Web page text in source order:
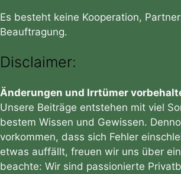
Es besteht keine Kooperation,
Beauftragung.
Disclaimer:
Änderungen und Irrtümer
Unsere Beiträge entstehen mit viel
bestem Wissen und Gewissen.
vorkommen, dass sich Fehler
etwas auffällt, freuen wir uns über
beachte: Wir sind passionierte